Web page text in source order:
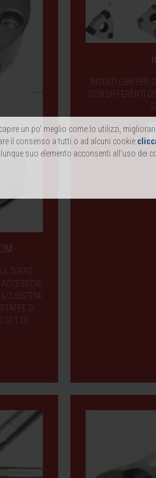
un po' meglio come lo utilizzi,
il consenso a tutti o ad alcuni cookie
suo elemento acconsenti all'uso dei
TUFFO
SISTEMI
DI
SET DI
INSERTI CBN PER
CON DIFFERENTI